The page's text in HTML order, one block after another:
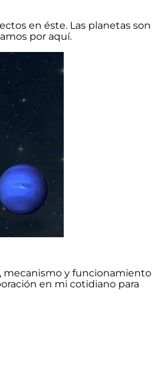
en éste. Las planetas son
por aquí.
mecanismo y funcionamiento
en mi cotidiano para